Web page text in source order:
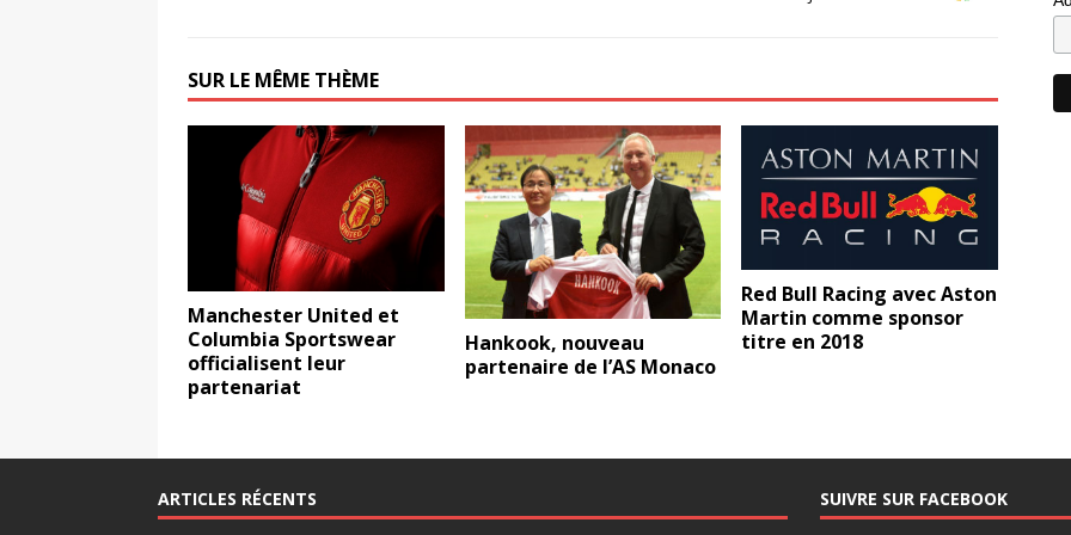
SUR LE MÊME THÈME
Manchester United et
Columbia Sportswear
officialisent leur
partenariat
Hankook, nouveau
partenaire de l’AS Monaco
Red Bull Racing avec Aston
Martin comme sponsor
titre en 2018
ARTICLES RÉCENTS SUIVRE SUR FACEBOOK